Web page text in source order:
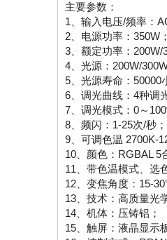
主要参数：
1、输入电压/频率：
2、电源功率：350W；
3、额定功率：200W/
4、光源：200W/300W
5、光源寿命：50000
6、调光曲线：4种调
7、调光模式：0～
8、频闪：1-25次/秒；
9、可调色温 2700K-
10、颜色：RGBAL 5
11、带色温模式、选
12、变焦角度：15-
13、技术：高质量光
14、机体：压铸铝；
15、触屏：液晶显示